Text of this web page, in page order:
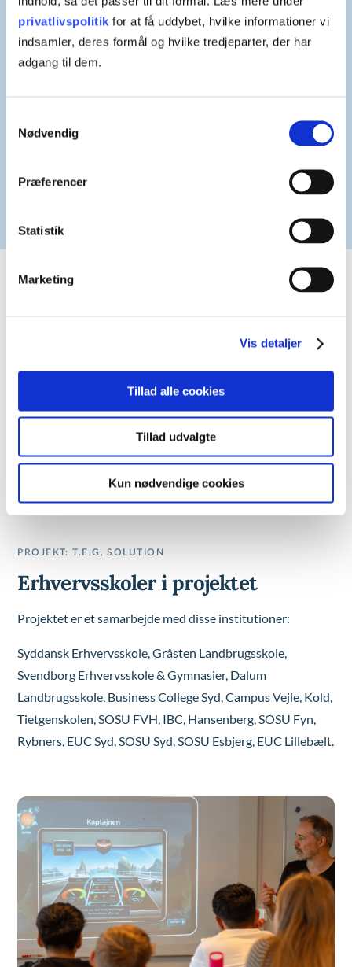
privatlivspolitik for at få uddybet, hvilke informationer vi
indsamler, deres formål og hvilke tredjeparter, der har
adgang til dem.
Nødvendig
Præferencer
Statistik
Marketing
Vis detaljer
Tillad alle cookies
Tillad udvalgte
Kun nødvendige cookies
erhvervsskoler i samarbejde med spilfirmaet, Serious
Games Interactive.
Stockholm Resilience Centre hos Stockholm Universitet
et væsentligt element.
PROJEKT: T.E.G. SOLUTION
Erhvervsskoler i projektet
Projektet er et samarbejde med disse institutioner:
Syddansk Erhvervsskole, Gråsten Landbrugsskole,
Svendborg Erhvervsskole & Gymnasier, Dalum
Landbrugsskole, Business College Syd, Campus Vejle, Kold,
Tietgenskolen, SOSU FVH, IBC, Hansenberg, SOSU Fyn,
Rybners, EUC Syd, SOSU Syd, SOSU Esbjerg, EUC Lillebælt.